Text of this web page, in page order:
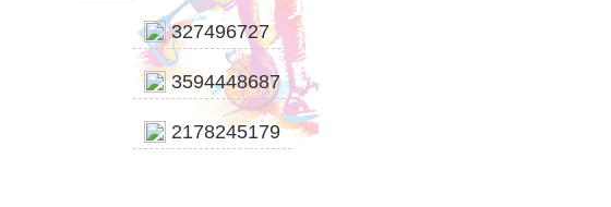
327496727
3594448687
2178245179